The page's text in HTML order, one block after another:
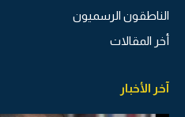
الناطقون الرسميون
أخر المقالات
آخر الأخبار